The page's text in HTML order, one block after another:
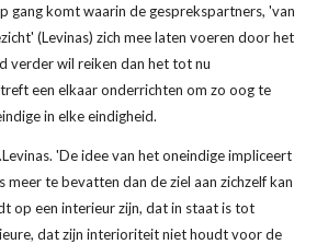
gang komt waarin de gesprekspartners, 'van
(Levinas) zich mee laten voeren door het
verder wil reiken dan het tot nu
een elkaar onderrichten om zo oog te
in elke eindigheid.
'De idee van het oneindige impliceert
meer te bevatten dan de ziel aan zichzelf kan
op een interieur zijn, dat in staat is tot
dat zijn interioriteit niet houdt voor de